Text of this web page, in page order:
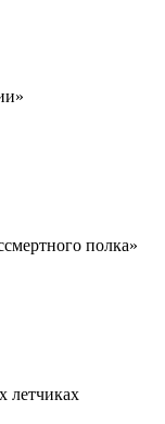
полка»
летчиках